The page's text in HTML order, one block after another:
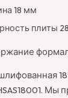
18 мм
плиты